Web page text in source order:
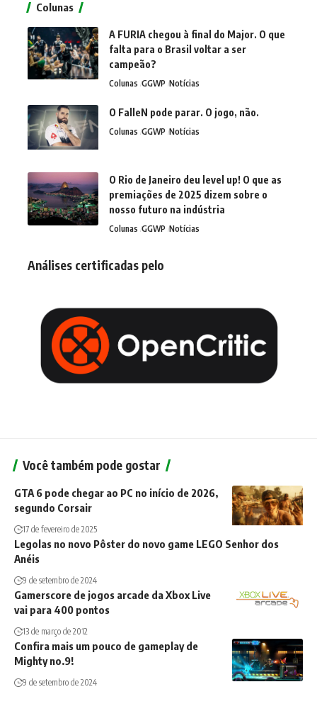
Colunas
A FURIA chegou à final do Major. O que
falta para o Brasil voltar a ser
campeão?
Colunas GGWP Notícias
O FalleN pode parar. O jogo, não.
Colunas GGWP Notícias
O Rio de Janeiro deu level up! O que as
premiações de 2025 dizem sobre o
nosso futuro na indústria
Colunas GGWP Notícias
Análises certificadas pelo
Você também pode gostar
GTA 6 pode chegar ao PC no início de 2026,
segundo Corsair
17 de fevereiro de 2025
Legolas no novo Pôster do novo game LEGO Senhor dos
Anéis
9 de setembro de 2024
Gamerscore de jogos arcade da Xbox Live
vai para 400 pontos
13 de março de 2012
Confira mais um pouco de gameplay de
Mighty no.9!
9 de setembro de 2024